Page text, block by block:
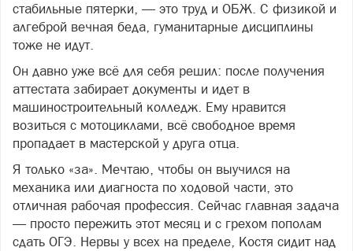
стабильные пятерки, — это труд и ОБЖ. С физикой и
алгеброй вечная беда, гуманитарные дисциплины
тоже не идут.
Он давно уже всё для себя решил: после получения
аттестата забирает документы и идет в
машиностроительный колледж. Ему нравится
возиться с мотоциклами, всё свободное время
пропадает в мастерской у друга отца.
Я только «за». Мечтаю, чтобы он выучился на
механика или диагноста по ходовой части, это
отличная рабочая профессия. Сейчас главная задача
— просто пережить этот месяц и с грехом пополам
сдать ОГЭ. Нервы у всех на пределе, Костя сидит над